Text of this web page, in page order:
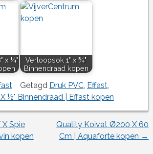
x ¼"
Verloopsok 1" x ¾"
Binnendraad kopen
Getagd Druk PVC, Effast,
½" Binnendraad | Effast kopen
Spie
kopen
Quality Koivat Ø200 X 60
Cm | Aquaforte kopen →